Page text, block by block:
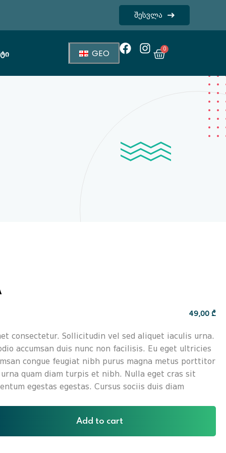
შესვლა
GEO 0
49,00 ₾
consectetur. Sollicitudin vel sed aliquet iaculis urna.
accumsan duis nunc non facilisis. Eu eget ultricies
congue feugiat nibh purus magna metus porttitor
urna quam diam turpis et nibh. Nulla eget cras sit
egestas egestas. Cursus sociis duis diam
Add to cart